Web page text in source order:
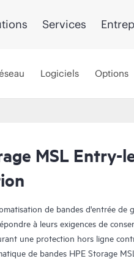
Services
Logiciels Options
MSL Entry-
de bandes d'entrée de
à leurs exigences de
une protection hors ligne
de bandes HPE Storage